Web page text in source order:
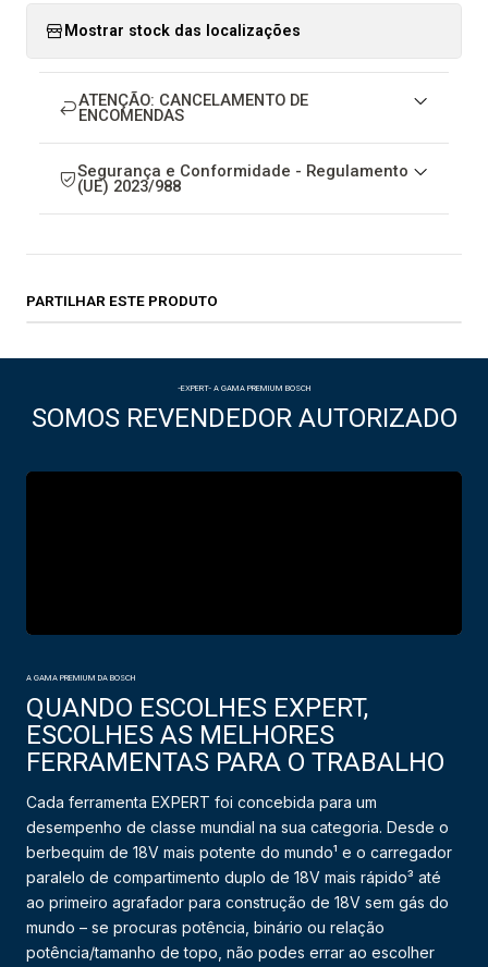
Mostrar stock das localizações
ATENÇÃO: CANCELAMENTO DE
ENCOMENDAS
Segurança e Conformidade - Regulamento
(UE) 2023/988
PARTILHAR ESTE PRODUTO
-EXPERT- A GAMA PREMIUM BOSCH
SOMOS REVENDEDOR AUTORIZADO
A GAMA PREMIUM DA BOSCH
QUANDO ESCOLHES EXPERT,
ESCOLHES AS MELHORES
FERRAMENTAS PARA O TRABALHO
Cada ferramenta EXPERT foi concebida para um
desempenho de classe mundial na sua categoria. Desde o
berbequim de 18V mais potente do mundo¹ e o carregador
paralelo de compartimento duplo de 18V mais rápido³ até
ao primeiro agrafador para construção de 18V sem gás do
mundo – se procuras potência, binário ou relação
potência/tamanho de topo, não podes errar ao escolher